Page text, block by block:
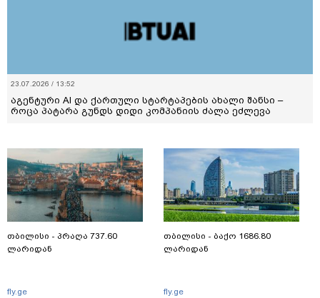
23.07.2026 / 13:52
აგენტური AI და ქართული სტარტაპების ახალი შანსი –
როცა პატარა გუნდს დიდი კომპანიის ძალა ეძლევა
თბილისი - პრაღა 737.60
ლარიდან
fly.ge
თბილისი - ბაქო 1686.80
ლარიდან
fly.ge